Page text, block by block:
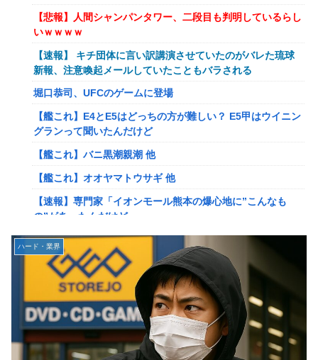
【画像】令和最新版のあのちゃん、可愛過ぎてワイらにブッ
刺さりまくりw w w w w w
【爆笑動画】ママさん「新しい洗濯機買って1発目に回した
らコレw」←こwれwはw w w w w w w w w w
岡田斗司夫「人間の本音としてブサイクを見たら不愉快にな
る。この責任をどうとるんだ」
【速報】ルフィの幹部、懲役20年に決定する←コレは妥当
か？？？？？？？
【NGS】ルーサー緊急、新武器、東方コラボ、EXレベル
40… 8/5はアップデート盛り沢山！？貴様ら何から始める？
( •᷄ὤ•᷅ )
ヨーロッパが右翼政党の党員から銀行口座を作る権利を剥
【ウマ娘】ケンタ？のシオン
韓国人「海上自衛隊護衛艦ちょうかいによるトマホーク巡航
ミサイルの実射試験に韓国人が衝撃！」→「着々と進む最新
鋭の防衛装備‥」
【画像】かつて天下を獲っていたYouTuberの現在ｗｗｗｗ
【悲報】コレコレ、月収1億円ｗｗｗそりゃ外出るのにボデ
【悲報】人間シャンパンタワー、二段目も判明しているらし
いｗｗｗｗ
【速報】 キチ団体に言い訳講演させていたのがバレた琉球
新報、注意喚起メールしていたこともバラされる
堀口恭司、UFCのゲームに登場
【艦これ】E4とE5はどっちの方が難しい？ E5甲はウイニン
グランって聞いたんだけど
【艦これ】バニ黒潮親潮 他
【艦これ】オオヤマトウサギ 他
【速報】専門家「イオンモール熊本の爆心地に”こんなも
の”があったんだけど…」
【画像】かつて天下を獲っていたYouTuberの現在ｗｗｗｗ
【悲報】映画館の客、ほぼバイオテロレベルのやらかしで観
客が避難する事態にｗｗｗｗ
【警告】社会人「スムージーにキウイ皮ごと入れよ。これ美
容にいいんだよね〜」→ 結果…
【悲報】有名漫画家、がんを公表「大腸癌になってしまいま
した。肝臓に転移も見られてステージ4です」
ハード・業界